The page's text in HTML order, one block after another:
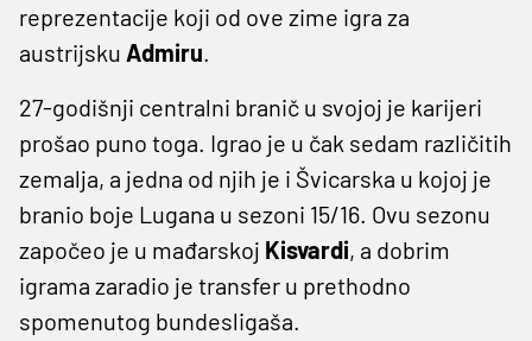
reprezentacije koji od ove zime igra za
austrijsku Admiru.
27-godišnji centralni branič u svojoj je karijeri
prošao puno toga. Igrao je u čak sedam različitih
zemalja, a jedna od njih je i Švicarska u kojoj je
branio boje Lugana u sezoni 15/16. Ovu sezonu
započeo je u mađarskoj Kisvardi, a dobrim
igrama zaradio je transfer u prethodno
spomenutog bundesligaša.